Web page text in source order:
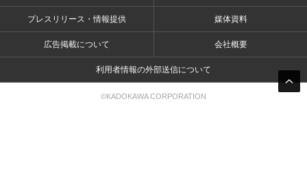
プレスリリース・情報提供 媒体資料
広告掲載について 会社概要
利用者情報の外部送信について
©KADOKAWA CORPORATION